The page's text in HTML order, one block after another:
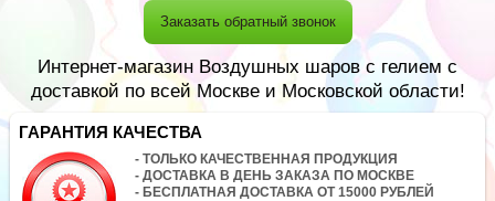
Заказать обратный звонок
Интернет-магазин Воздушных шаров с гелием с
доставкой по всей Москве и Московской области!
ГАРАНТИЯ КАЧЕСТВА
- ТОЛЬКО КАЧЕСТВЕННАЯ ПРОДУКЦИЯ
- ДОСТАВКА В ДЕНЬ ЗАКАЗА ПО МОСКВЕ
- БЕСПЛАТНАЯ ДОСТАВКА ОТ 15000 РУБЛЕЙ